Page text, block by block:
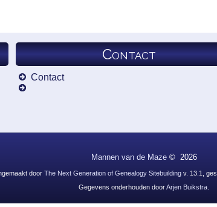
Contact
Contact
Mannen van de Maze© 2026
door The Next Generation of Genealogy Sitebuildingv. 13.1,
Gegevens onderhouden doorArjen Buikstra